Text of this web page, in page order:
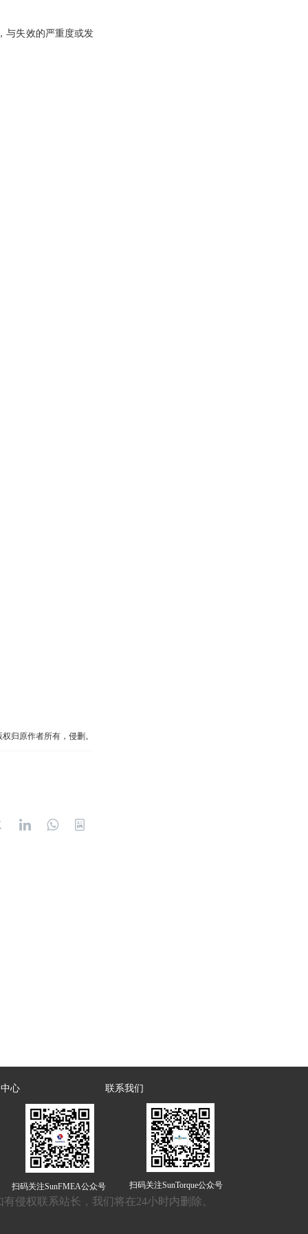
与失效的严重度或发
归原作者所有，侵删。
心 联系我们
侵权联系站长，我们将在24小时内删除。
扫码关注SunFMEA公众号 扫码关注SunTorque公众号